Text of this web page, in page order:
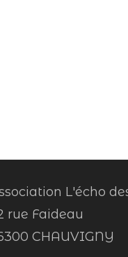
L'écho
rue Faideau
CHAUVIGNY